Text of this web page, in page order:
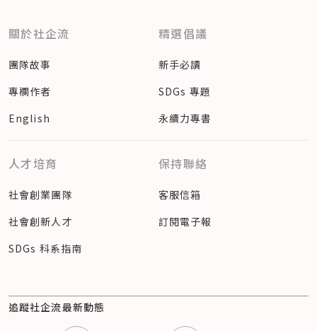
關於社企流
團隊故事
專欄作者
English
精選倡議
新手必讀
SDGs 專題
永續力專書
人才培育
社會創業團隊
社會創新人才
SDGs 科系指南
保持聯絡
客服信箱
訂閱電子報
追蹤社企流最新動態